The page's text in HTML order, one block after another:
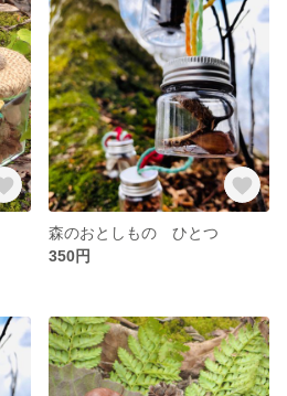
森のおとしもの ひとつ
350円